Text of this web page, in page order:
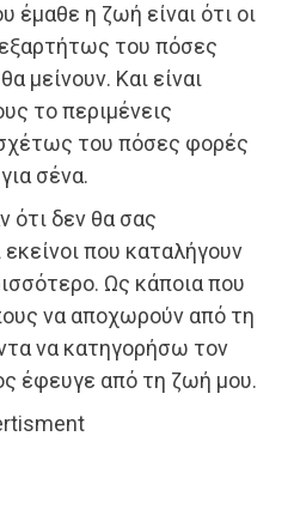
έμαθε η ζωή είναι ότι οι
του πόσες
μείνουν. Και είναι
το περιμένεις
του πόσες φορές
σένα.
ότι δεν θα σας
που καταλήγουν
Ως κάποια που
να αποχωρούν από τη
να κατηγορήσω τον
έφευγε από τη ζωή μου.